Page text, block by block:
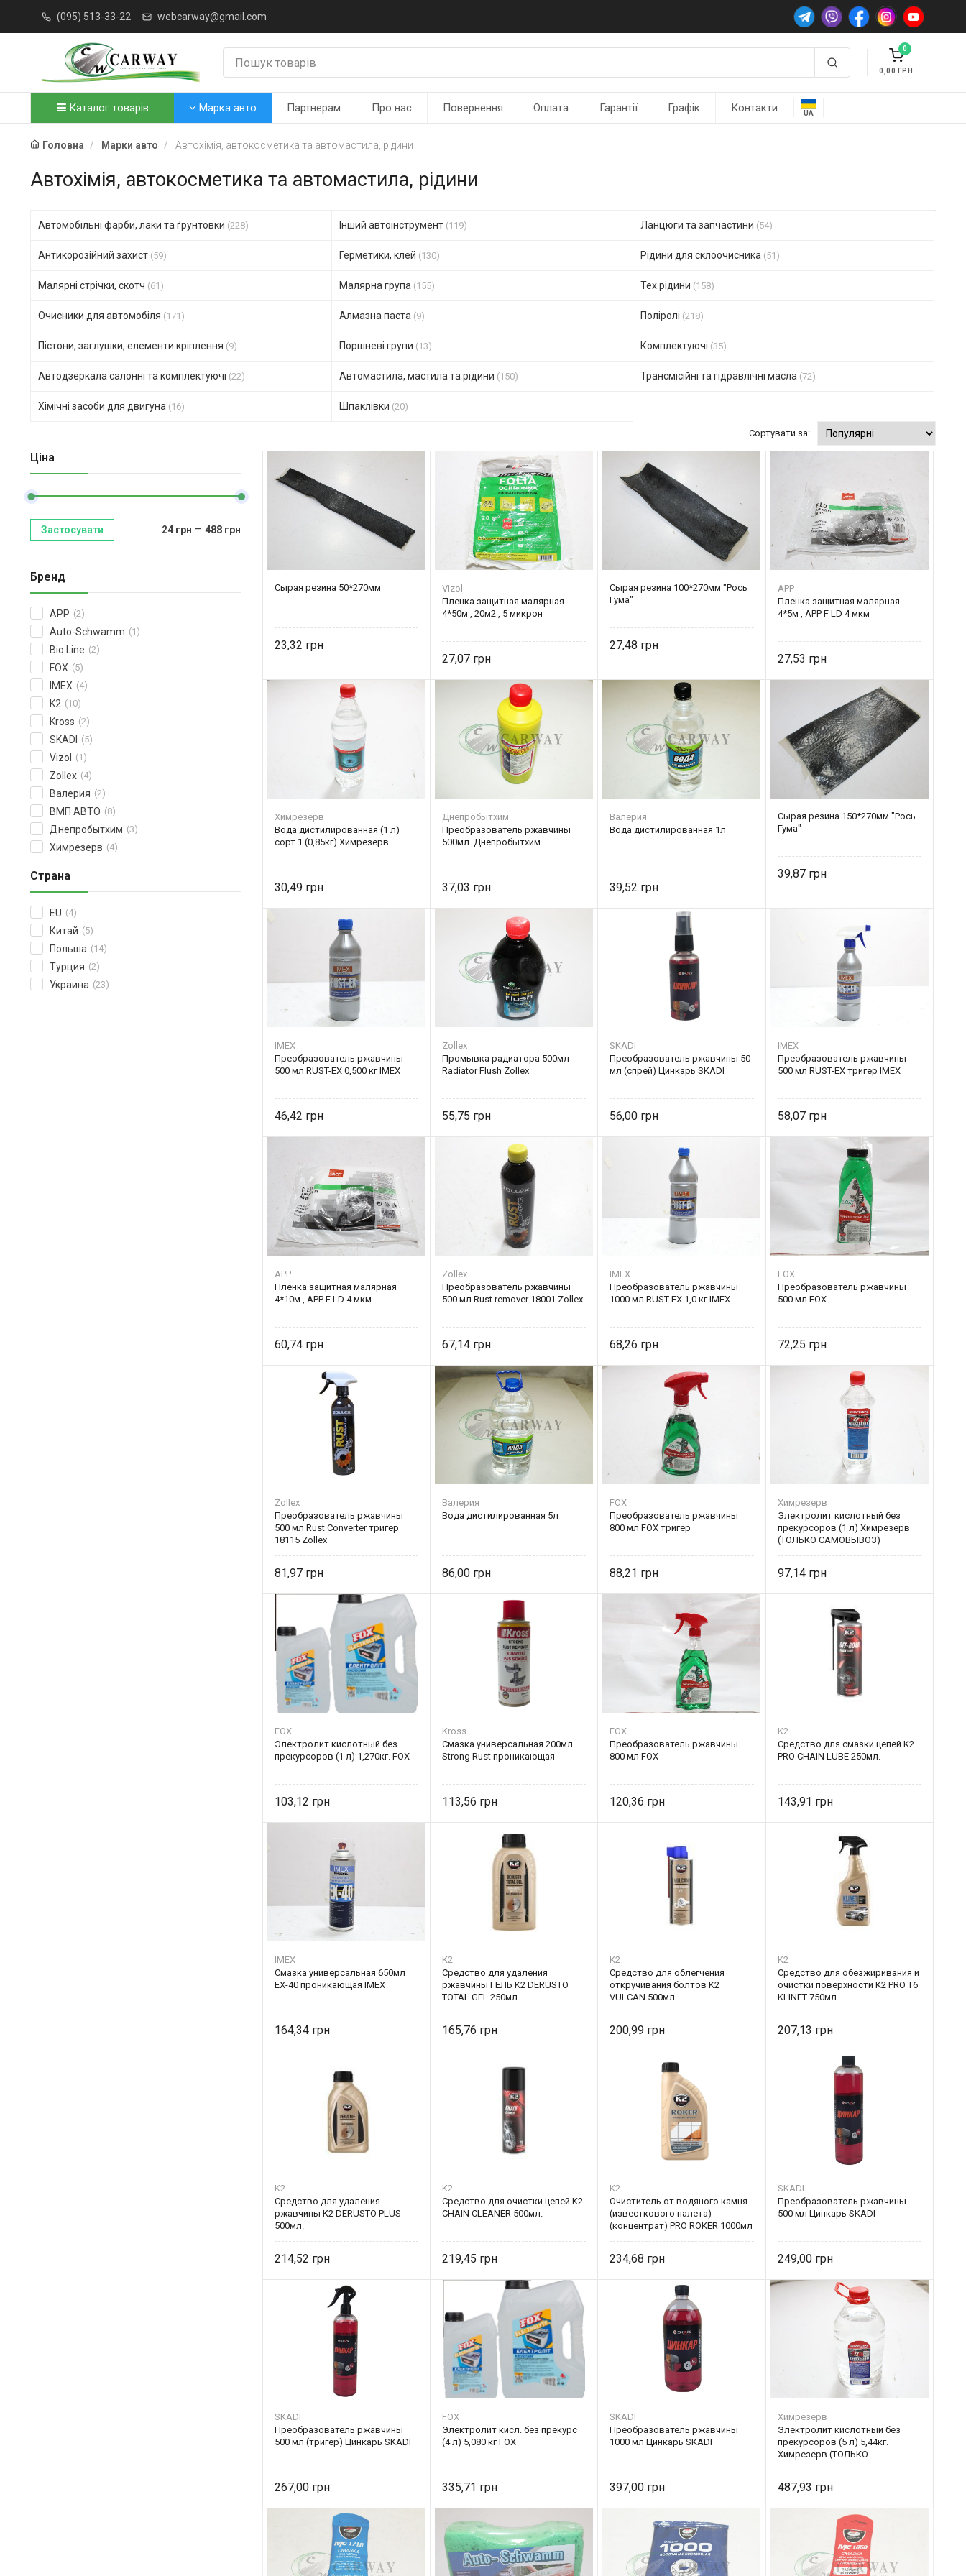
(095) 513-33-22 webcarway@gmail.com
0
0,00
Каталог товарів Марка авто Партнерам Про нас Повернення Оплата Гарантії Графік Контакти UA
Головна Марки авто Автохімія, автокосметика та автомастила, рідини
Автохімія, автокосметика та автомастила, рідини
Автомобільні фарби, лаки та ґрунтовки (228) Інший автоінструмент (119) Ланцюги та запчастини (54)
Антикорозійний захист (59) Герметики, клей (130) Рідини для склоочисника (51)
Малярні стрічки, скотч (61) Малярна група (155) Тех.рідини (158)
Очисники для автомобіля (171) Алмазна паста (9) Поліролі (218)
Пістони, заглушки, елементи кріплення (9) Поршневі групи (13) Комплектуючі (35)
Автодзеркала салонні та комплектуючі (22) Автомастила, мастила та рідини (150) Трансмісійні та гідравлічні масла (72)
Хімічні засоби для двигуна (16) Шпаклівки (20)
Ціна
Застосувати 24грн – 488грн
Бренд
APP (2)
Auto-Schwamm (1)
Bio Line (2)
FOX (5)
IMEX (4)
K2 (10)
Kross (2)
SKADI (5)
Vizol (1)
Zollex (4)
Валерия (2)
ВМП АВТО (8)
Днепробытхим (3)
Химрезерв (4)
Страна
EU (4)
Китай (5)
Польша (14)
Турция (2)
Украина (23)
Сортувати за:
Сырая резина 50*270мм
23,32
Vizol
Пленка защитная малярная
4*50м , 20м2 , 5 микрон
27,07
Сырая резина 100*270мм "Рось
Гума"
27,48
APP
Пленка защитная малярная
4*5м , APP F LD 4 мкм
27,53
Химрезерв
Вода дистилированная (1 л)
сорт 1 (0,85кг) Химрезерв
30,49
Днепробытхим
Преобразователь ржавчины
500мл. Днепробытхим
37,03
Валерия
Вода дистилированная 1л
39,52
Сырая резина 150*270мм "Рось
Гума"
39,87
IMEX
Преобразователь ржавчины
500 мл RUST-EX 0,500 кг IMEX
46,42
Zollex
Промывка радиатора 500мл
Radiator Flush Zollex
55,75
SKADI
Преобразователь ржавчины 50
мл (спрей) Цинкарь SKADI
56,00
IMEX
Преобразователь ржавчины
500 мл RUST-EX тригер IMEX
58,07
APP
Пленка защитная малярная
4*10м , APP F LD 4 мкм
60,74
Zollex
Преобразователь ржавчины
500 мл Rust remover 18001 Zollex
67,14
IMEX
Преобразователь ржавчины
1000 мл RUST-EX 1,0 кг IMEX
68,26
FOX
Преобразователь ржавчины
500 мл FOX
72,25
Zollex
Преобразователь ржавчины
500 мл Rust Converter тригер
18115 Zollex
81,97
Валерия
Вода дистилированная 5л
86,00
FOX
Преобразователь ржавчины
800 мл FOX тригер
88,21
Химрезерв
Электролит кислотный без
прекурсоров (1 л) Химрезерв
(ТОЛЬКО САМОВЫВОЗ)
97,14
FOX
Электролит кислотный без
прекурсоров (1 л) 1,270кг. FOX
103,12
Kross
Смазка универсальная 200мл
Strong Rust проникающая
113,56
FOX
Преобразователь ржавчины
800 мл FOX
120,36
K2
Средство для смазки цепей K2
PRO CHAIN LUBE 250мл.
143,91
IMEX
Смазка универсальная 650мл
EX-40 проникающая IMEX
164,34
K2
Средство для удаления
ржавчины ГЕЛЬ K2 DERUSTO
TOTAL GEL 250мл.
165,76
K2
Средство для облегчения
откручивания болтов K2
VULCAN 500мл.
200,99
K2
Средство для обезжиривания и
очистки поверхности K2 PRO T6
KLINET 750мл.
207,13
K2
Средство для удаления
ржавчины K2 DERUSTO PLUS
500мл.
214,52
K2
Средство для очистки цепей K2
CHAIN CLEANER 500мл.
219,45
K2
Очиститель от водяного камня
(известкового налета)
(концентрат) PRO ROKER 1000мл
234,68
SKADI
Преобразователь ржавчины
500 мл Цинкарь SKADI
249,00
SKADI
Преобразователь ржавчины
500 мл (тригер) Цинкарь SKADI
267,00
FOX
Электролит кисл. без прекурс
(4 л) 5,080 кг FOX
335,71
SKADI
Преобразователь ржавчины
1000 мл Цинкарь SKADI
397,00
Химрезерв
Электролит кислотный без
прекурсоров (5 л) 5,44кг.
Химрезерв (ТОЛЬКО
487,93